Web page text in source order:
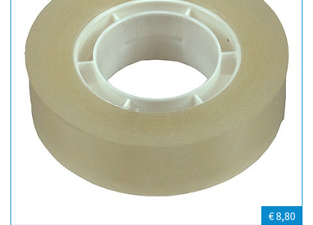
€ 8,80